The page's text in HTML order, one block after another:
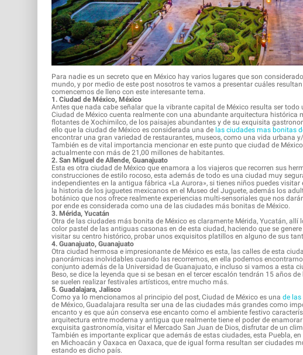
Para nadie es un secreto que en México hay varios lugares que son
mundo, y por medio de este post nosotros te vamos a presentar cuáles
comencemos de lleno con este interesante tema.
1. Ciudad de México, México
Antes que nada cabe señalar que la vibrante capital de México resulta ser
Ciudad de México cuenta realmente con una abundante arquitectura
flotantes de Xochimilco, de los paisajes abundantes y de su exquisita
ello que la ciudad de México es considerada una de las ciudades mas bonitas
encontrar una gran variedad de restaurantes, museos, como una vida urbana
También es de vital importancia mencionar en este punto que ciudad de
actualmente con más de 21,00 millones de habitantes.
2. San Miguel de Allende, Guanajuato
Esta es otra ciudad de México que enamora a los viajeros que recorren sus
construcciones de estilo rocoso, esta además de todo es una ciudad muy
independientes en la antigua fábrica «La Aurora», si tienes niños puedes
la historia de los juguetes mexicanos en el Museo del Juguete, además los
botánico que nos ofrece realmente experiencias multi-sensoriales que nos
por ende es considerada como una de las ciudades más bonitas de México.
3. Mérida, Yucatán
Otra de las ciudades más bonita de México es claramente Mérida, Yucatán,
color pastel de las antiguas casonas en de esta ciudad, haciendo que se
visitar su centro histórico, probar unos exquisitos platillos en alguno de sus
4. Guanajuato, Guanajuato
Otra ciudad hermosa e impresionante de México es esta, las calles de esta
panorámicas inolvidables cuando las recorremos, en ella podemos
conjunto además de la Universidad de Guanajuato, e incluso si vamos a esta
Beso, se dice la leyenda que si se besan en el tercer escalón tendrán 15 años
se suelen realizar festivales artísticos, entre mucho más.
5. Guadalajara, Jalisco
Como ya lo mencionamos al principio del post, Ciudad de México es una de
de México, Guadalajara resulta ser una de las ciudades más grandes como
encanto y es que aún conserva ese encanto como el ambiente festivo
arquitectura entre moderna y antigua que realmente tiene el poder de
exquisita gastronomía, visitar el Mercado San Juan de Dios, disfrutar de un
También es importante explicar que además de estas ciudades, esta Puebla,
en Michoacán y Oaxaca en Oaxaca, que de igual forma resultan ser ciudades
estando es dicho país.